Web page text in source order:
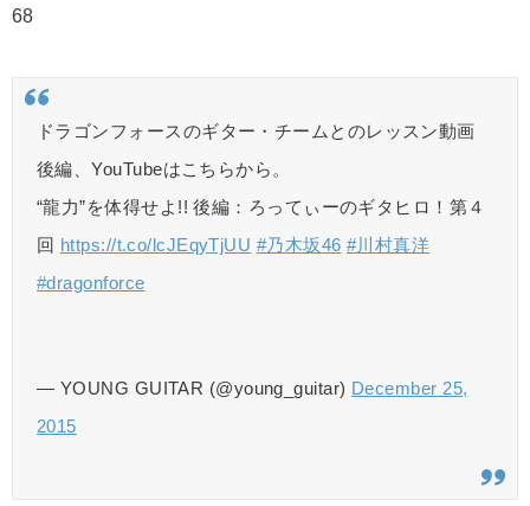
68
ドラゴンフォースのギター・チームとのレッスン動画
後編、YouTubeはこちらから。
“龍力”を体得せよ!! 後編：ろってぃーのギタヒロ！第４
回 https://t.co/lcJEqyTjUU #乃木坂46 #川村真洋
#dragonforce
— YOUNG GUITAR (@young_guitar) December 25,
2015